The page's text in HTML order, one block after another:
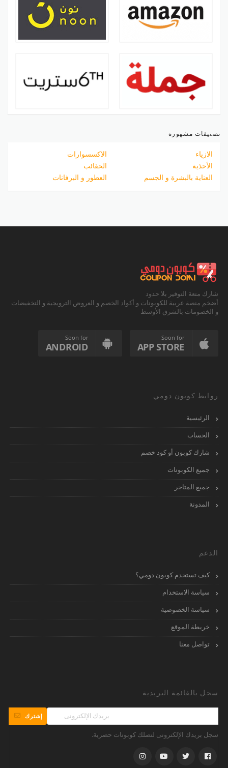
تصنيفات مشهورة
الازياء
الاكسسوارات
الأحذية
الحقائب
العناية بالبشرة و الجسم
العطور و البرفانات
شارك متعة التوفير بلا حدود
أضخم منصة عربية للكوبونات و أكواد الخصم و العروض الترويجية و التخفيضات
و الخصومات بالشرق الأوسط
Soon for
APP STORE
Soon for
ANDROID
روابط كوبون دومي
الرئيسية
الحساب
شارك كوبون أو كود خصم
جميع الكوبونات
جميع المتاجر
المدونة
الدعم
كيف تستخدم كوبون دومي؟
سياسة الاستخدام
سياسة الخصوصية
خريطة الموقع
تواصل معنا
سجل بالقائمة البريدية
إشترك
سجل بريدك الإلكترونى لتصلك كوبونات حصرية.